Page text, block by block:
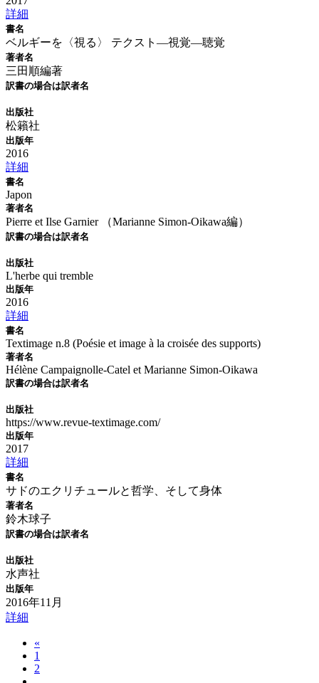
詳細
書名
ベルギーを〈視る〉 テクスト―視覚―聴覚
著者名
三田順編著
訳書の場合は訳者名
出版社
松籟社
出版年
2016
詳細
書名
Japon
著者名
Pierre et Ilse Garnier （Marianne Simon-Oikawa編）
訳書の場合は訳者名
出版社
L'herbe qui tremble
出版年
2016
詳細
書名
Textimage n.8 (Poésie et image à la croisée des supports)
著者名
Hélène Campaignolle-Catel et Marianne Simon-Oikawa
訳書の場合は訳者名
出版社
https://www.revue-textimage.com/
出版年
2017
詳細
書名
サドのエクリチュールと哲学、そして身体
著者名
鈴木球子
訳書の場合は訳者名
出版社
水声社
出版年
2016年11月
詳細
«
1
2